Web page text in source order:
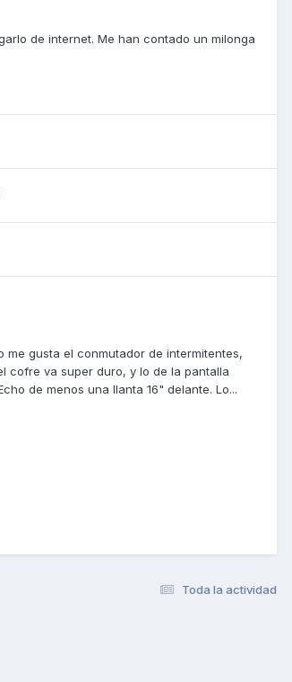
de internet. Me han contado un milonga
me gusta el conmutador de intermitentes,
cofre va super duro, y lo de la pantalla
de menos una llanta 16" delante. Lo...
Toda la actividad